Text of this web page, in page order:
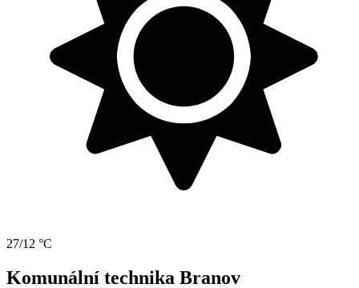
27/12 °C
Komunální technika Branov